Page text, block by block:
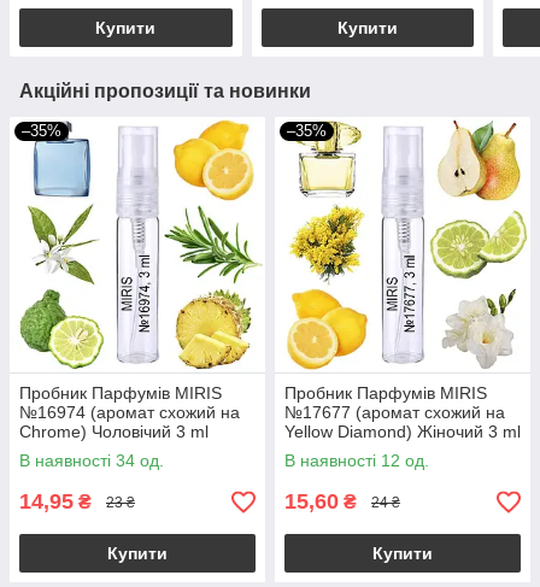
Купити Купити
Акційні пропозиції та новинки
–35%
Пробник Парфумів MIRIS
№16974 (аромат схожий на
Chrome) Чоловічий 3 ml
В наявності 34 од.
14,95 ₴ 23 ₴
Купити
–35%
Пробник Парфумів MIRIS
№17677 (аромат схожий на
Yellow Diamond) Жіночий 3 ml
В наявності 12 од.
15,60 ₴ 24 ₴
Купити